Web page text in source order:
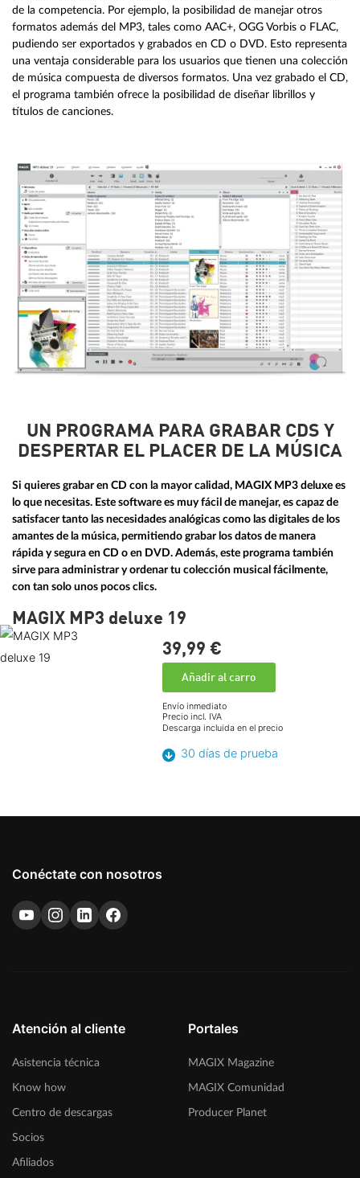
de la competencia. Por ejemplo, la posibilidad de manejar otros
formatos además del MP3, tales como AAC+, OGG Vorbis o FLAC,
pudiendo ser exportados y grabados en CD o DVD. Esto representa
una ventaja considerable para los usuarios que tienen una colección
de música compuesta de diversos formatos. Una vez grabado el CD,
el programa también ofrece la posibilidad de diseñar librillos y
títulos de canciones.
UN PROGRAMA PARA GRABAR CDS Y
DESPERTAR EL PLACER DE LA MÚSICA
Si quieres grabar en CD con la mayor calidad, MAGIX MP3 deluxe es
lo que necesitas. Este software es muy fácil de manejar, es capaz de
satisfacer tanto las necesidades analógicas como las digitales de los
amantes de la música, permitiendo grabar los datos de manera
rápida y segura en CD o en DVD. Además, este programa también
sirve para administrar y ordenar tu colección musical fácilmente,
con tan solo unos pocos clics.
MAGIX MP3 deluxe 19
39,99 €
Añadir al carro
Envío inmediato
Precio incl. IVA
Descarga incluida en el precio
30 días de prueba
Conéctate con nosotros
Atención al cliente
Asistencia técnica
Know how
Centro de descargas
Socios
Afiliados
Portales
MAGIX Magazine
MAGIX Comunidad
Producer Planet